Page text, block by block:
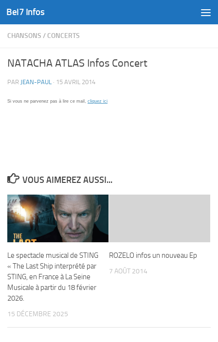
Skip to content
Bel7 Infos
CHANSONS / CONCERTS
NATACHA ATLAS Infos Concert
PAR JEAN-PAUL · 15 AVRIL 2014
Si vous ne parvenez pas à lire ce mail, cliquez ici
VOUS AIMEREZ AUSSI...
Le spectacle musical de STING
« The Last Ship interprété par
STING, en France à La Seine
Musicale à partir du 18 février
2026.
15 DÉCEMBRE 2025
ROZELO infos un nouveau Ep
7 AOÛT 2014